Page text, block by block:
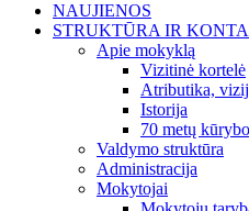
NAUJIENOS
STRUKTŪRA IR
Apie mokyklą
Vizitinė kortelė
Atributika,
Istorija
70 metų
Valdymo struktūra
Administracija
Mokytojai